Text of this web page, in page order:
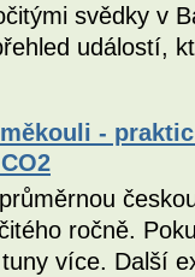
svědky v
událostí,
-
ročně.
více. Další